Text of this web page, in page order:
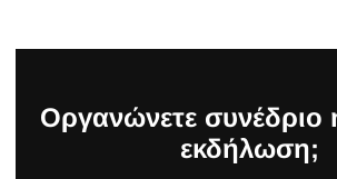
Οργανώνετε συνέδριο
εκδήλωση;